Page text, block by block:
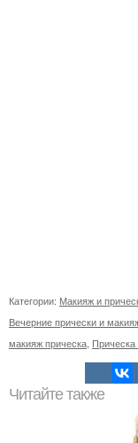
Категории: Макияж и
Вечерние прически и
макияж прическа
Читайте также